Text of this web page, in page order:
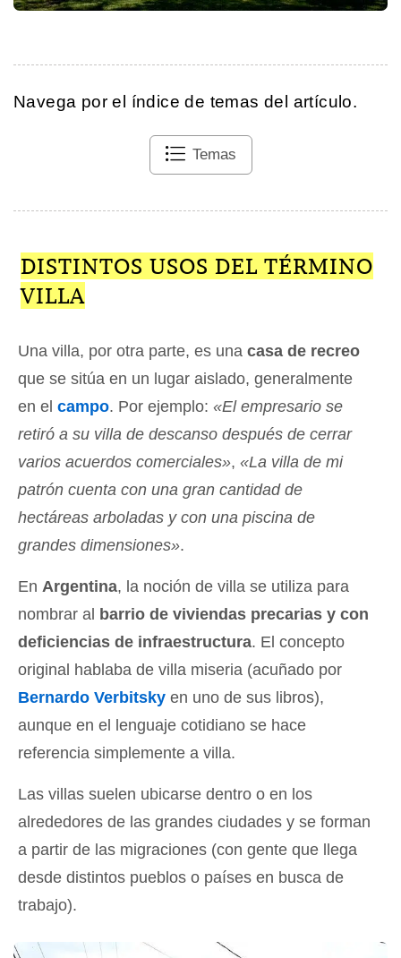
Navega por el índice de temas del artículo.
Temas
DISTINTOS USOS DEL TÉRMINO
VILLA
Una villa, por otra parte, es una casa de recreo
que se sitúa en un lugar aislado, generalmente
en el campo. Por ejemplo: «El empresario se
retiró a su villa de descanso después de cerrar
varios acuerdos comerciales», «La villa de mi
patrón cuenta con una gran cantidad de
hectáreas arboladas y con una piscina de
grandes dimensiones».
En Argentina, la noción de villa se utiliza para
nombrar al barrio de viviendas precarias y con
deficiencias de infraestructura. El concepto
original hablaba de villa miseria (acuñado por
Bernardo Verbitsky en uno de sus libros),
aunque en el lenguaje cotidiano se hace
referencia simplemente a villa.
Las villas suelen ubicarse dentro o en los
alrededores de las grandes ciudades y se forman
a partir de las migraciones (con gente que llega
desde distintos pueblos o países en busca de
trabajo).